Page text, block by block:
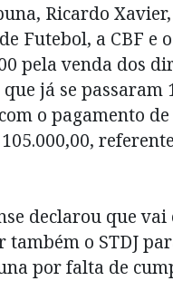
Ricardo
Futebol, a CBF
pela venda dos
já se passaram
o pagamento
declarou que
o STDJ
por falta de